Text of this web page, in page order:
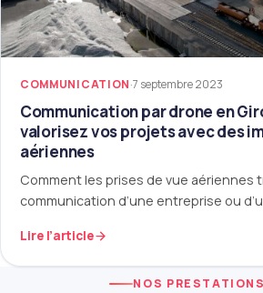
COMMUNICATION·7 septembre 2023
Communication par drone en
valorisez vos projets avec des
aériennes
Comment les prises de vue aériennes
communication d’une entreprise ou
Lire l’article
NOS PRESTATIONS